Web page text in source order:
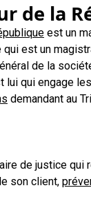
de la
est un
qui est un
de la
lui qui engage les
demandant au
de justice qui
son client,